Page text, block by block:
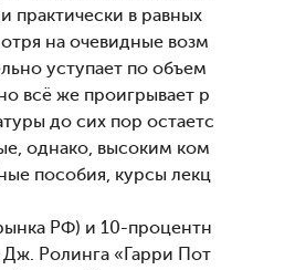
практически в равных
на очевидные возм
уступает по объем
всё же проигрывает р
до сих пор остаетс
однако, высоким ком
пособия, курсы лекц
РФ) и 10-процентн
Дж. Ролинга «Гарри Пот